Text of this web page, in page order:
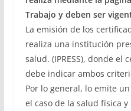
Trabajo y deben ser
La emisión de los
realiza una institución
salud. (IPRESS), donde el
debe indicar ambos
Por lo general, lo emite un
el caso de la salud física y